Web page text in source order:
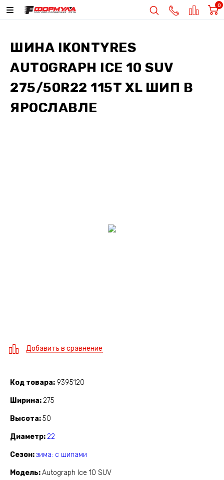
0
ШИНА IKONTYRES
AUTOGRAPH ICE 10 SUV
275/50R22 115T XL ШИП В
ЯРОСЛАВЛЕ
Добавить в сравнение
Код товара 9395120
Ширина 275
Высота 50
Диаметр 22
Сезон зима: с шипами
Модель Autograph Ice 10 SUV